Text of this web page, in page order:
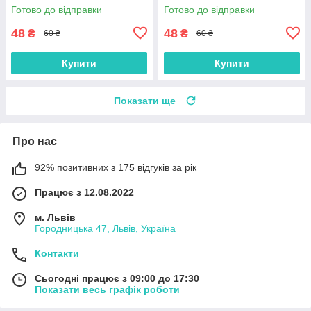
Готово до відправки
48 ₴ 60 ₴
Купити
Готово до відправки
48 ₴ 60 ₴
Купити
Показати ще
Про нас
92% позитивних з 175 відгуків за рік
Працює з 12.08.2022
м. Львів
Городницька 47, Львів, Україна
Контакти
Сьогодні працює з 09:00 до 17:30
Показати весь графік роботи